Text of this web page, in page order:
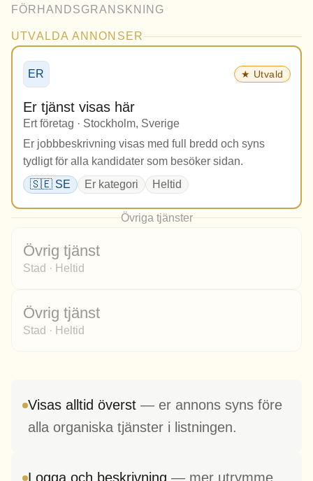
FÖRHANDSGRANSKNING
UTVALDA ANNONSER
ER ★ Utvald
Er tjänst visas här
Ert företag · Stockholm, Sverige
Er jobbbeskrivning visas med full bredd och syns
tydligt för alla kandidater som besöker sidan.
🇸🇪 SE
Er kategori Heltid
Övriga tjänster
Övrig tjänst
Stad · Heltid
Övrig tjänst
Stad · Heltid
Visas alltid överst — er annons syns före
alla organiska tjänster i listningen.
Logga och beskrivning — mer utrymme